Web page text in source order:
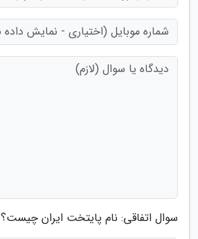
سوال اتفاقی: نام پایتخت ایران چیست؟